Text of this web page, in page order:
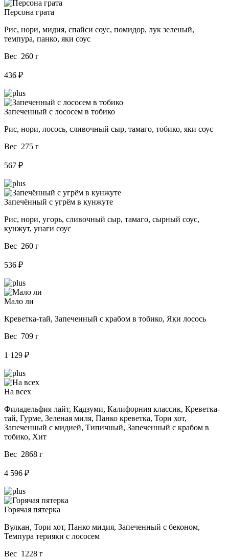
Персона грата
Рис, нори, мидия, спайси соус, помидор, лук зеленый,
темпура, панко, яки соус
Вес 260 г
436 ₽
Запеченный с лососем в тобико
Рис, нори, лосось, сливочный сыр, тамаго, тобико, яки соус
Вес 275 г
567 ₽
Запечённый с угрём в кунжуте
Рис, нори, угорь, сливочный сыр, тамаго, сырный соус,
кунжут, унаги соус
Вес 260 г
536 ₽
Мало ли
Креветка-тай, Запеченный с крабом в тобико, Яки лосось
Вес 709 г
1 129 ₽
На всех
Филадельфия лайт, Кадзуми, Калифорния классик, Креветка-
тай, Гурме, Зеленая миля, Панко креветка, Тори хот,
Запеченный с мидией, Типичный, Запеченный с крабом в
тобико, Хит
Вес 2868 г
4 596 ₽
Горячая пятерка
Вулкан, Тори хот, Панко мидия, Запеченный с беконом,
Темпура терияки с лососем
Вес 1228 г